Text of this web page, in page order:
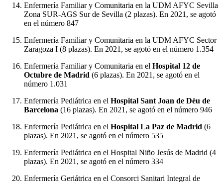
Enfermería Familiar y Comunitaria en la UDM AFYC Sevilla
Zona SUR-AGS Sur de Sevilla (2 plazas). En 2021, se agotó
en el número 847
Enfermería Familiar y Comunitaria en la UDM AFYC Sector
Zaragoza I (8 plazas). En 2021, se agotó en el número 1.354
Enfermería Familiar y Comunitaria en el Hospital 12 de
Octubre de Madrid (6 plazas). En 2021, se agotó en el
número 1.031
Enfermería Pediátrica en el Hospital Sant Joan de Dèu de
Barcelona (16 plazas). En 2021, se agotó en el número 946
Enfermería Pediátrica en el Hospital La Paz de Madrid (6
plazas). En 2021, se agotó en el número 535
Enfermería Pediátrica en el Hospital Niño Jesús de Madrid (4
plazas). En 2021, se agotó en el número 334
Enfermería Geriátrica en el Consorci Sanitari Integral de